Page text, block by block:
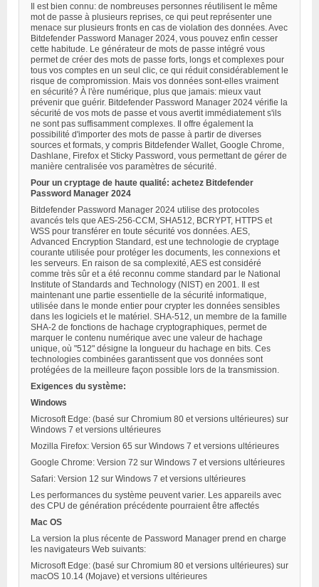
Il est bien connu: de nombreuses personnes réutilisent le même
mot de passe à plusieurs reprises, ce qui peut représenter une
menace sur plusieurs fronts en cas de violation des données. Avec
Bitdefender Password Manager 2024, vous pouvez enfin cesser
cette habitude. Le générateur de mots de passe intégré vous
permet de créer des mots de passe forts, longs et complexes pour
tous vos comptes en un seul clic, ce qui réduit considérablement le
risque de compromission. Mais vos données sont-elles vraiment
en sécurité? À l'ère numérique, plus que jamais: mieux vaut
prévenir que guérir. Bitdefender Password Manager 2024 vérifie la
sécurité de vos mots de passe et vous avertit immédiatement s'ils
ne sont pas suffisamment complexes. Il offre également la
possibilité d'importer des mots de passe à partir de diverses
sources et formats, y compris Bitdefender Wallet, Google Chrome,
Dashlane, Firefox et Sticky Password, vous permettant de gérer de
manière centralisée vos paramètres de sécurité.
Pour un cryptage de haute qualité: achetez Bitdefender
Password Manager 2024
Bitdefender Password Manager 2024 utilise des protocoles
avancés tels que AES-256-CCM, SHA512, BCRYPT, HTTPS et
WSS pour transférer en toute sécurité vos données. AES,
Advanced Encryption Standard, est une technologie de cryptage
courante utilisée pour protéger les documents, les connexions et
les serveurs. En raison de sa complexité, AES est considéré
comme très sûr et a été reconnu comme standard par le National
Institute of Standards and Technology (NIST) en 2001. Il est
maintenant une partie essentielle de la sécurité informatique,
utilisée dans le monde entier pour crypter les données sensibles
dans les logiciels et le matériel. SHA-512, un membre de la famille
SHA-2 de fonctions de hachage cryptographiques, permet de
marquer le contenu numérique avec une valeur de hachage
unique, où "512" désigne la longueur du hachage en bits. Ces
technologies combinées garantissent que vos données sont
protégées de la meilleure façon possible lors de la transmission.
Exigences du système:
Windows
Microsoft Edge: (basé sur Chromium 80 et versions ultérieures) sur
Windows 7 et versions ultérieures
Mozilla Firefox: Version 65 sur Windows 7 et versions ultérieures
Google Chrome: Version 72 sur Windows 7 et versions ultérieures
Safari: Version 12 sur Windows 7 et versions ultérieures
Les performances du système peuvent varier. Les appareils avec
des CPU de génération précédente pourraient être affectés
Mac OS
La version la plus récente de Password Manager prend en charge
les navigateurs Web suivants:
Microsoft Edge: (basé sur Chromium 80 et versions ultérieures) sur
macOS 10.14 (Mojave) et versions ultérieures